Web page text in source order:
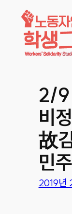
콘텐츠로
바로가기
2/9
비
故
민
2019년